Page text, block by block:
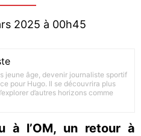
2025 à 00h45
jeune âge, devenir journaliste sportif
pour Hugo. Il se découvrira plus
d’autres horizons comme
à l’OM, un retour à